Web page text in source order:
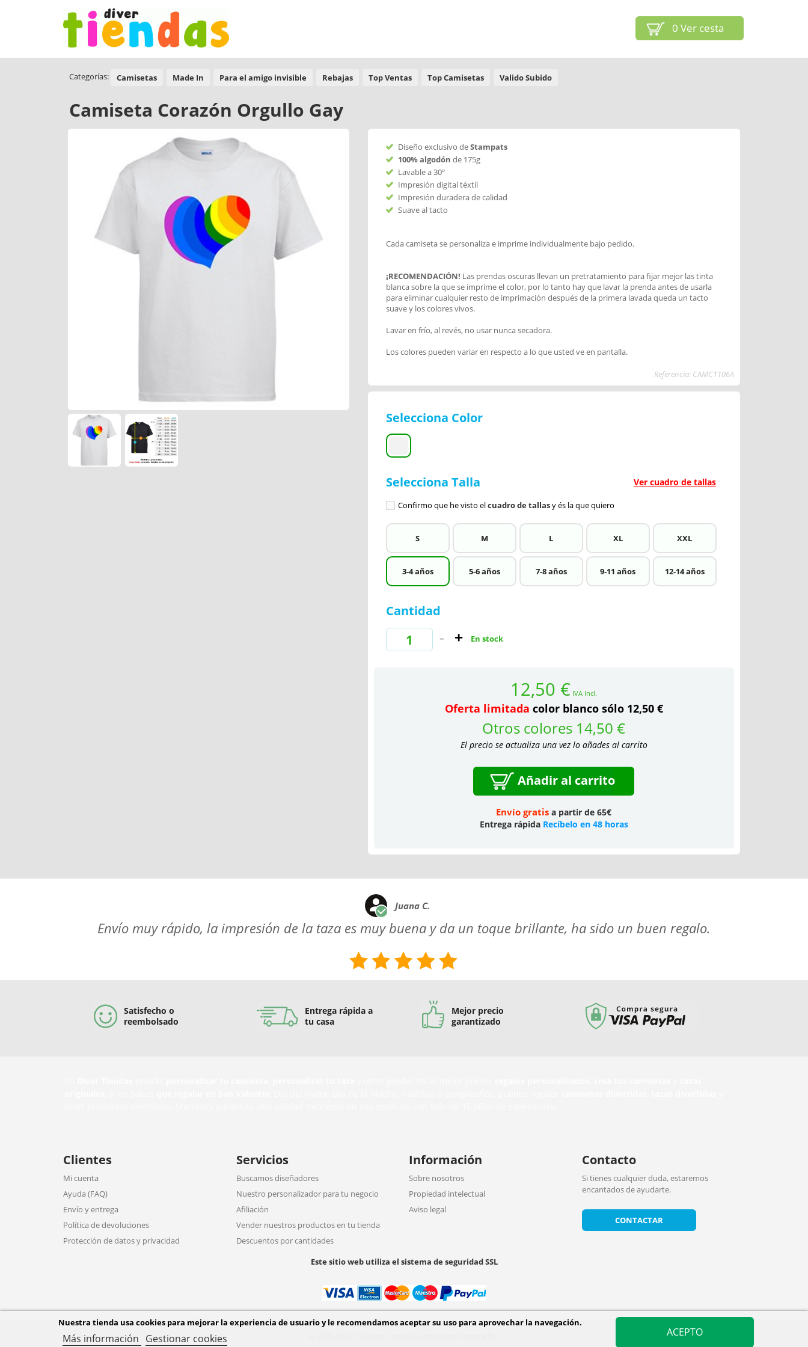
0 Ver cesta
Nuestra tienda usa cookies para mejorar la experiencia de usuario y le recomendamos aceptar su uso para aprovechar la navegación.
Más información Gestionar cookies ACEPTO
Categorías: Camisetas Made In Para el amigo invisible Rebajas Top Ventas Top Camisetas Valido Subido
Camiseta Corazón Orgullo Gay
Diseño exclusivo deStampats
100% algodón de 175g
Lavable a 30º
Impresión digital téxtil
Impresión duradera de calidad
Suave al tacto
Cada camiseta se personaliza e imprime individualmente bajo pedido.
¡RECOMENDACIÓN! Las prendas oscuras llevan un pretratamiento para fijar mejor las tinta
blanca sobre la que se imprime el color, por lo tanto hay que lavar la prenda antes de usarla
para eliminar cualquier resto de imprimación después de la primera lavada queda un tacto
suave y los colores vivos.
Lavar en frío, al revés, no usar nunca secadora.
Los colores pueden variar en respecto a lo que usted ve en pantalla.
Referencia: CAMC1106A
Selecciona Color
Selecciona Talla Ver cuadro de tallas
Confirmo que he visto elcuadro de tallasy és la que quiero
S M L XL XXL
3-4 años 5-6 años 7-8 años 9-11 años 12-14 años
Cantidad
En stock
12,50 € IVA Incl.
Oferta limitada color blanco sólo 12,50 €
Otros colores 14,50 €
El precio se actualiza una vez lo añades al carrito
Añadir al carrito
Envío gratis a partir de 65€
Entrega rápida Recíbelo en 48 horas
Juana C.
Envío muy rápido, la impresión de la taza es muy buena y da un toque brillante, ha sido un buen regalo.
Satisfecho o
reembolsado
Entrega rápida a
tu casa
Mejor precio
garantizado
Clientes
Mi cuenta
Ayuda (FAQ)
Envío y entrega
Política de devoluciones
Protección de datos y privacidad
Servicios
Buscamos diseñadores
Nuestro personalizador para tu negocio
Afiliación
Vender nuestros productos en tu tienda
Descuentos por cantidades
Información
Sobre nosotros
Propiedad intelectual
Aviso legal
Contacto
Si tienes cualquier duda, estaremos
encantados de ayudarte.
CONTACTAR
Este sitio web utiliza el sistema de seguridad SSL